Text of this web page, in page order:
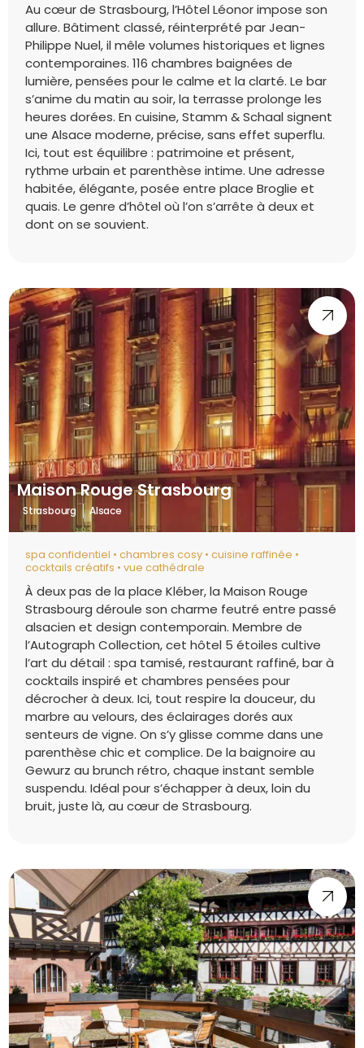
Au cœur de Strasbourg, l’Hôtel Léonor impose son
allure. Bâtiment classé, réinterprété par Jean-
Philippe Nuel, il mêle volumes historiques et lignes
contemporaines. 116 chambres baignées de
lumière, pensées pour le calme et la clarté. Le bar
s’anime du matin au soir, la terrasse prolonge les
heures dorées. En cuisine, Stamm & Schaal signent
une Alsace moderne, précise, sans effet superflu.
Ici, tout est équilibre : patrimoine et présent,
rythme urbain et parenthèse intime. Une adresse
habitée, élégante, posée entre place Broglie et
quais. Le genre d’hôtel où l’on s’arrête à deux et
dont on se souvient.
Maison Rouge Strasbourg
Strasbourg Alsace
spa confidentiel • chambres cosy • cuisine raffinée •
cocktails créatifs • vue cathédrale
À deux pas de la place Kléber, la Maison Rouge
Strasbourg déroule son charme feutré entre passé
alsacien et design contemporain. Membre de
l’Autograph Collection, cet hôtel 5 étoiles cultive
l’art du détail : spa tamisé, restaurant raffiné, bar à
cocktails inspiré et chambres pensées pour
décrocher à deux. Ici, tout respire la douceur, du
marbre au velours, des éclairages dorés aux
senteurs de vigne. On s’y glisse comme dans une
parenthèse chic et complice. De la baignoire au
Gewurz au brunch rétro, chaque instant semble
suspendu. Idéal pour s’échapper à deux, loin du
bruit, juste là, au cœur de Strasbourg.